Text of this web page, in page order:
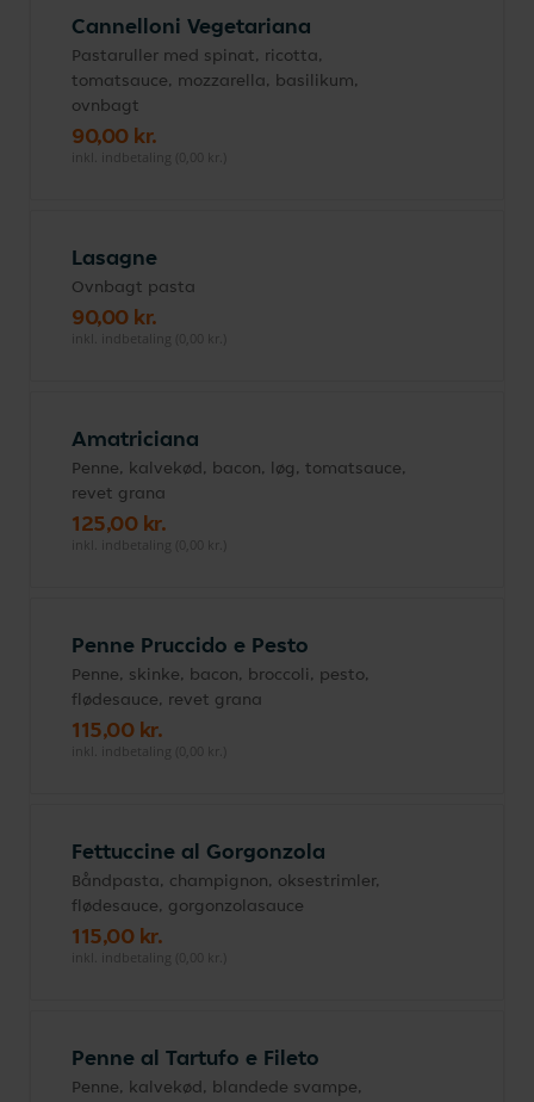
Cannelloni Vegetariana
Pastaruller med spinat, ricotta,
tomatsauce, mozzarella, basilikum,
ovnbagt
90,00 kr.
inkl. indbetaling (0,00 kr.)
Lasagne
Ovnbagt pasta
90,00 kr.
inkl. indbetaling (0,00 kr.)
Amatriciana
Penne, kalvekød, bacon, løg, tomatsauce,
revet grana
125,00 kr.
inkl. indbetaling (0,00 kr.)
Penne Pruccido e Pesto
Penne, skinke, bacon, broccoli, pesto,
flødesauce, revet grana
115,00 kr.
inkl. indbetaling (0,00 kr.)
Fettuccine al Gorgonzola
Båndpasta, champignon, oksestrimler,
flødesauce, gorgonzolasauce
115,00 kr.
inkl. indbetaling (0,00 kr.)
Penne al Tartufo e Fileto
Penne, kalvekød, blandede svampe,